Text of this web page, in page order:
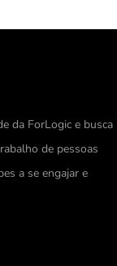
da ForLogic e busca
de pessoas
a se engajar e